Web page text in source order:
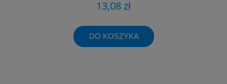
13,08 zł
DO KOSZYKA